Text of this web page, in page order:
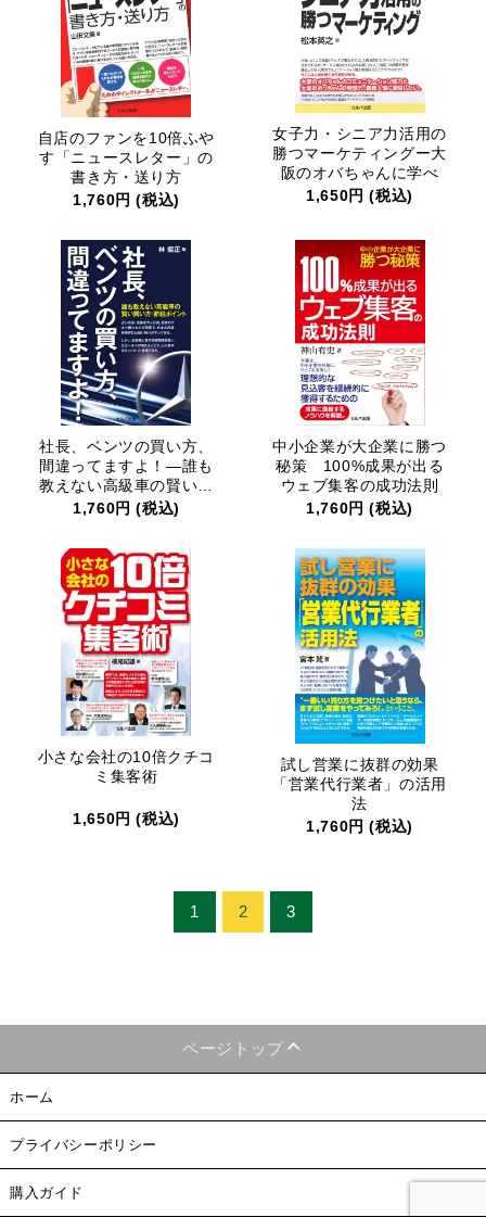
自店のファンを10倍ふや
す「ニュースレター」の
書き方・送り方
1,760円 (税込)
女子力・シニア力活用の
勝つマーケティングー大
阪のオバちゃんに学べ
1,650円 (税込)
社長、ベンツの買い方、
間違ってますよ！―誰も
教えない高級車の賢い買
い方・節税ポイント
1,760円 (税込)
中小企業が大企業に勝つ
秘策 100%成果が出る
ウェブ集客の成功法則
1,760円 (税込)
小さな会社の10倍クチコ
ミ集客術
1,650円 (税込)
試し営業に抜群の効果
「営業代行業者」の活用
法
1,760円 (税込)
1 2 3
ページトップ
ホーム
プライバシーポリシー
購入ガイド